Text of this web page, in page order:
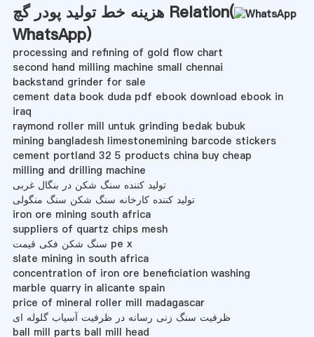
هزینه خط تولید پودر گچ Relation(
WhatsApp)
processing and refining of gold flow chart
second hand milling machine small chennai
backstand grinder for sale
cement data book duda pdf ebook download ebook in
iraq
raymond roller mill untuk grinding bedak bubuk
mining bangladesh limestonemining barcode stickers
cement portland 32 5 products china buy cheap
milling and drilling machine
تولید کننده سنگ شکن در بنگال غربی
تولید کننده کارخانه سنگ شکن سنگ منگولی
iron ore mining south africa
suppliers of quartz chips mesh
سنگ شکن فکی قیمت pe x
slate mining in south africa
concentration of iron ore beneficiation washing
marble quarry in alicante spain
price of mineral roller mill madagascar
ظرفیت سنگ زنی رسانه در ظرفیت آسیاب گلوله ای
ball mill parts ball mill head